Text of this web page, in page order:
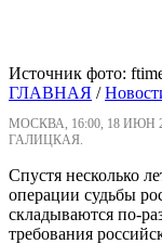
Источник фото:
ГЛАВНАЯ /
МОСКВА, 16:00, 18 ИЮН
ГАЛИЦКАЯ.
Спустя несколько
операции судьбы
складываются по-
требования